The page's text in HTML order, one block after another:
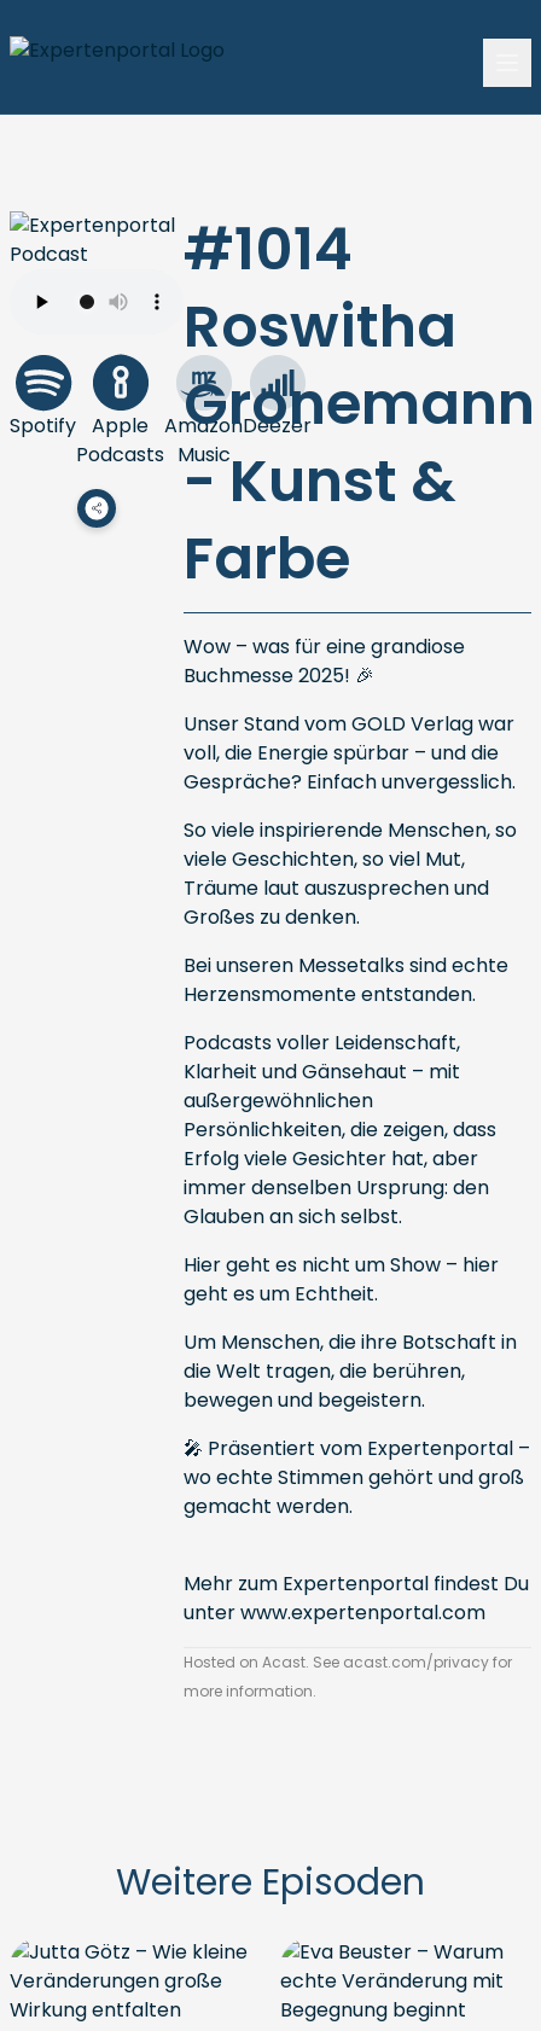
Spotify Apple
Podcasts
Amazon
Music
Deezer
#1014
Roswitha
Gronemann
- Kunst &
Farbe
Wow – was für eine grandiose
Buchmesse 2025! 🎉
Unser Stand vom GOLD Verlag war
voll, die Energie spürbar – und die
Gespräche? Einfach unvergesslich.
So viele inspirierende Menschen, so
viele Geschichten, so viel Mut,
Träume laut auszusprechen und
Großes zu denken.
Bei unseren Messetalks sind echte
Herzensmomente entstanden.
Podcasts voller Leidenschaft,
Klarheit und Gänsehaut – mit
außergewöhnlichen
Persönlichkeiten, die zeigen, dass
Erfolg viele Gesichter hat, aber
immer denselben Ursprung: den
Glauben an sich selbst.
Hier geht es nicht um Show – hier
geht es um Echtheit.
Um Menschen, die ihre Botschaft in
die Welt tragen, die berühren,
bewegen und begeistern.
🎤 Präsentiert vom Expertenportal –
wo echte Stimmen gehört und groß
gemacht werden.
Mehr zum Expertenportal findest Du
unterwww.expertenportal.com
Hosted on Acast. See acast.com/privacyfor
more information.
Weitere Episoden